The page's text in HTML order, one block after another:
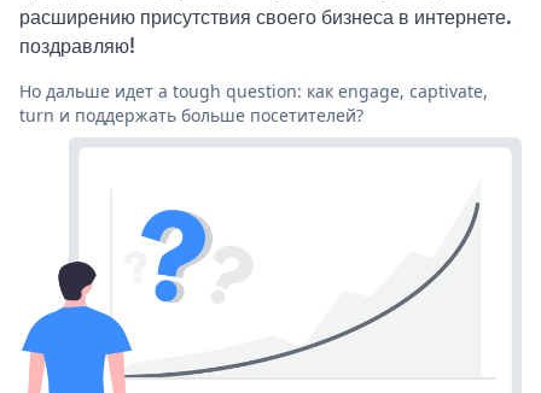
расширению присутствия своего бизнеса в интернете.
поздравляю!
Но дальше идет a tough question: как engage, captivate,
turn и поддержать больше посетителей?